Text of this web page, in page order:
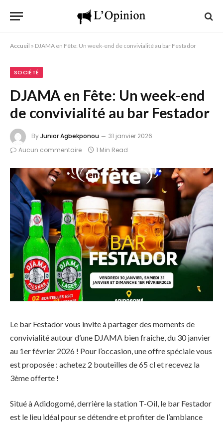
Accueil » DJAMA en Fête: Un week-end de convivialité au bar Festador
SOCIÉTÉ
DJAMA en Fête: Un week-end
de convivialité au bar Festador
ByJunior Agbekponou
31 janvier 2026
Aucun commentaire
1 Min Read
Le bar Festador vous invite à partager des moments de
convivialité autour d’une DJAMA bien fraîche, du 30 janvier
au 1er février 2026 ! Pour l’occasion, une offre spéciale vous
est proposée : achetez 2 bouteilles de 65 cl et recevez la
3ème offerte !
Situé à Adidogomé, derrière la station T-Oil, le bar Festador
est le lieu idéal pour se détendre et profiter de l’ambiance